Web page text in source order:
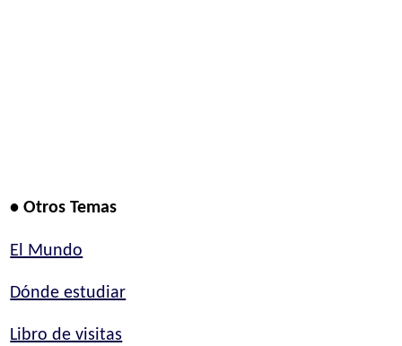
• Otros Temas
El Mundo
Dónde estudiar
Libro de visitas